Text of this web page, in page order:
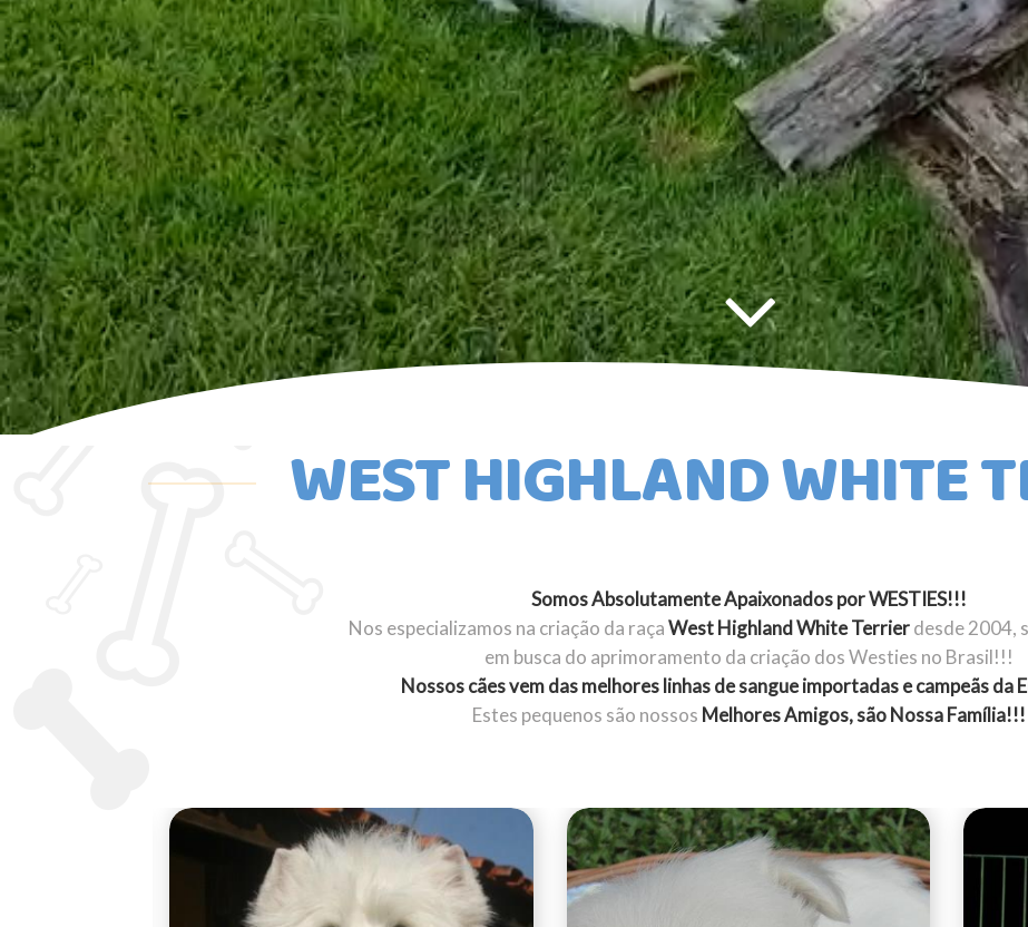
WEST HIGHLAND WHITE
Somos Absolutamente Apaixonados por WESTIES!!!
Nos especializamos na criação da raçaWest Highland White Terrierdesde 2004,
em busca do aprimoramento da criação dos Westies no Brasil!!!
Nossos cães vem das melhores linhas de sangue importadas e campeãs da
Estes pequenos são nossos Melhores Amigos, são Nossa Família!!!